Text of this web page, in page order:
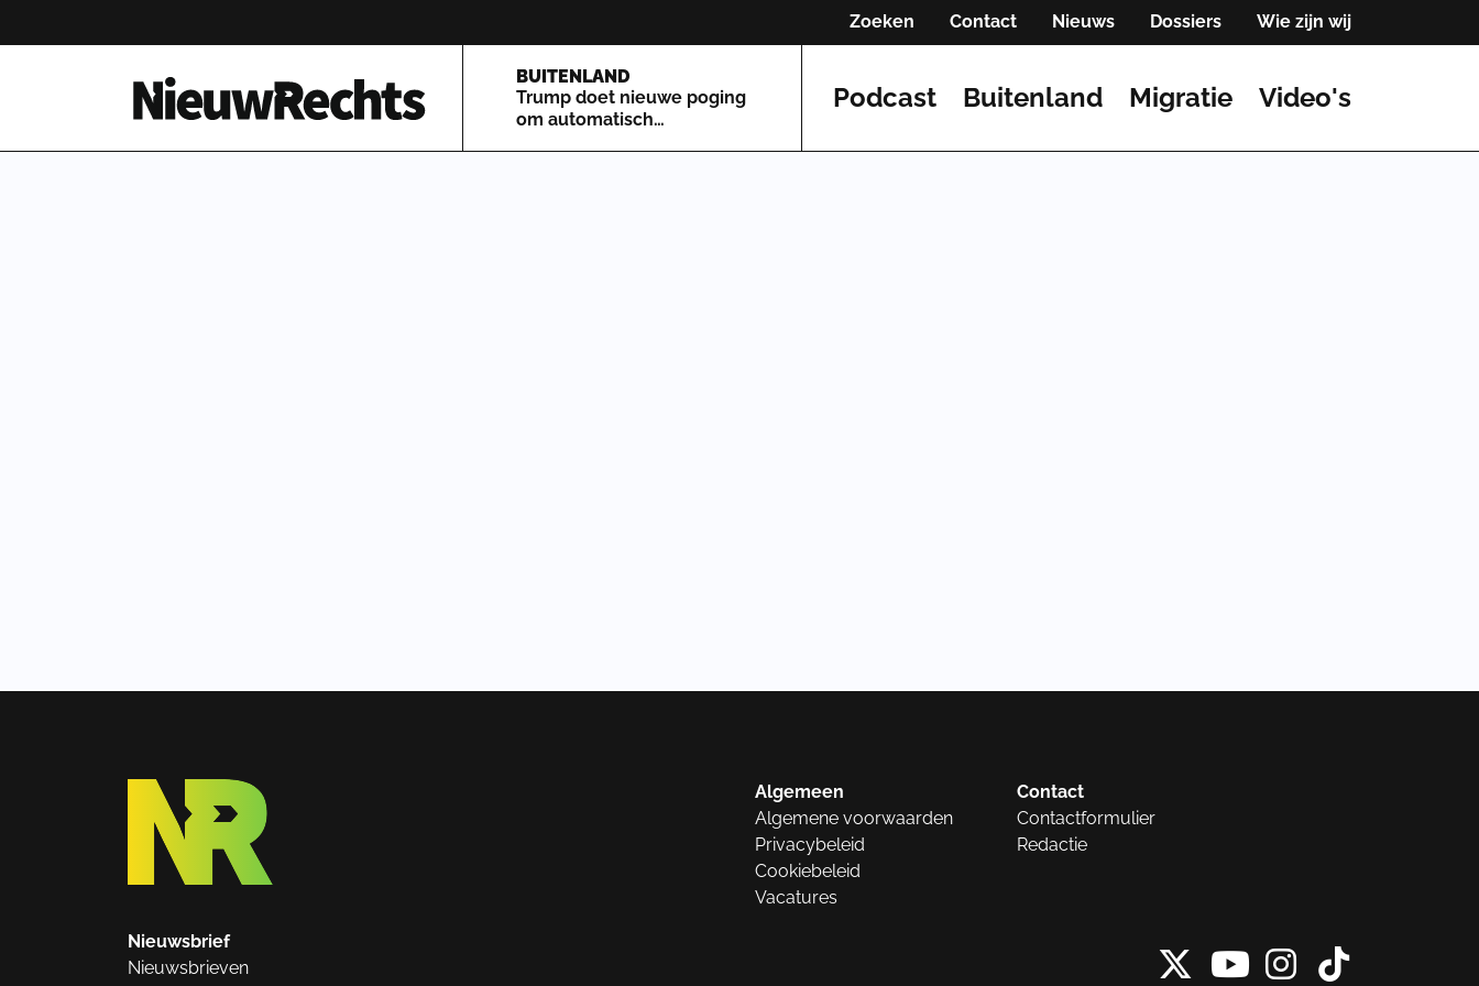
Zoeken Contact Nieuws Dossiers Wie zijn wij
Homepage van NieuwRechts
BUITENLAND
Trump doet nieuwe poging
om automatisch
Podcast Buitenland Migratie Video's
Algemeen
Algemene voorwaarden
Privacybeleid
Cookiebeleid
Vacatures
Contact
Contactformulier
Redactie
Nieuwsbrief
Nieuwsbrieven
X vanInstagram
Tiktok